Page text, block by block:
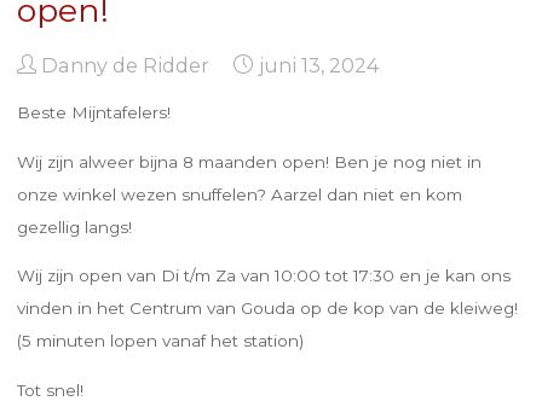
open!
Danny de Ridder juni 13, 2024
Beste Mijntafelers!
Wij zijn alweer bijna 8 maanden open! Ben je nog niet in
onze winkel wezen snuffelen? Aarzel dan niet en kom
gezellig langs!
Wij zijn open van Di t/m Za van 10:00 tot 17:30 en je kan ons
vinden in het Centrum van Gouda op de kop van de kleiweg!
(5 minuten lopen vanaf het station)
Tot snel!